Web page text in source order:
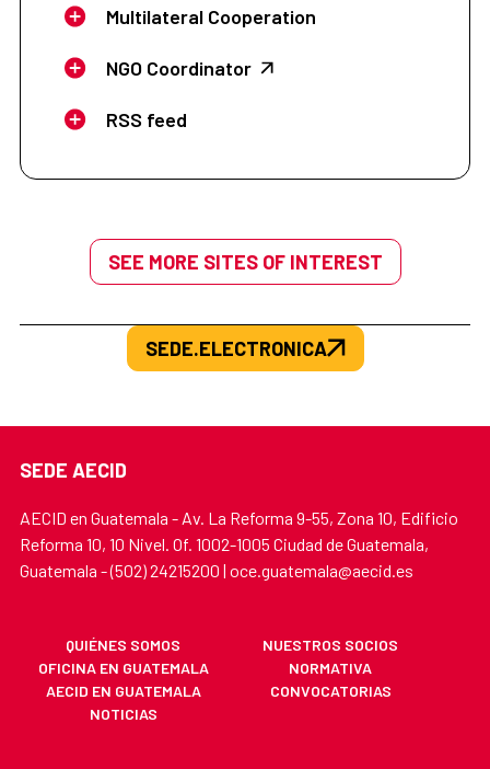
Multilateral Cooperation
NGO Coordinator
RSS feed
SEE MORE SITES OF INTEREST
SEDE.ELECTRONICA
SEDE AECID
AECID en Guatemala - Av. La Reforma 9-55, Zona 10, Edificio
Reforma 10, 10 Nivel. Of. 1002-1005 Ciudad de Guatemala,
Guatemala - (502) 24215200 | oce.guatemala@aecid.es
QUIÉNES SOMOS
NUESTROS SOCIOS
OFICINA EN GUATEMALA
NORMATIVA
AECID EN GUATEMALA
CONVOCATORIAS
NOTICIAS